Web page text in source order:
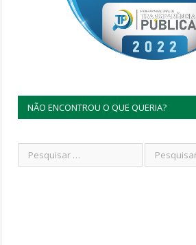
NÃO ENCONTROU O QUE QUERIA?